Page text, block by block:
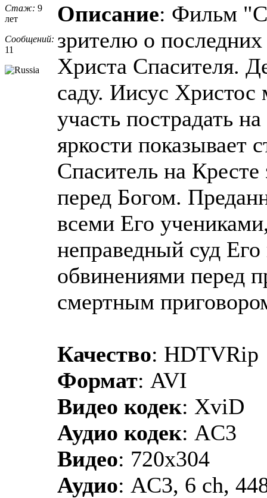
Стаж: 9
лет
Сообщений:
11
Описание: Фильм
зрителю о
Христа Спасителя.
саду. Иисус Христос
участь пострадать
яркости показывает
Спаситель на Кресте
перед Богом.
всеми Его
неправедный суд
обвинениями перед
смертным
Качество: HDTVRip
Формат: AVI
Видео кодек: XviD
Аудио кодек: AC3
Видео: 720x304
Аудио: АC3, 6 ch,